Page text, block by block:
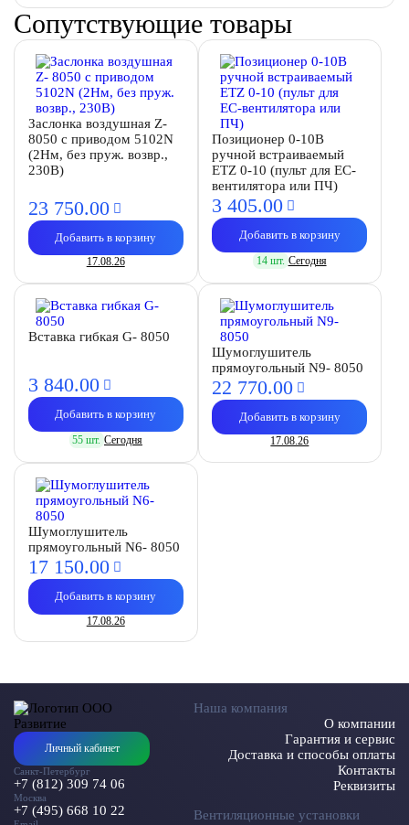
Сопутствующие товары
Заслонка воздушная Z-
8050 с приводом 5102N
(2Нм, без пруж. возвр.,
230В)
23 750.00
Добавить в корзину
17.08.26
Позиционер 0-10В
ручной встраиваемый
ETZ 0-10 (пульт для EC-
вентилятора или ПЧ)
3 405.00
Добавить в корзину
14 шт. Сегодня
Вставка гибкая G- 8050
3 840.00
Добавить в корзину
55 шт. Сегодня
Шумоглушитель
прямоугольный N9- 8050
22 770.00
Добавить в корзину
17.08.26
Шумоглушитель
прямоугольный N6- 8050
17 150.00
Добавить в корзину
17.08.26
Личный кабинет
Санкт-Петербург
+7 (812) 309 74 06
Москва
+7 (495) 668 10 22
Наша компания
О компании
Гарантия и сервис
Доставка и способы оплаты
Контакты
Реквизиты
Вентиляционные установки